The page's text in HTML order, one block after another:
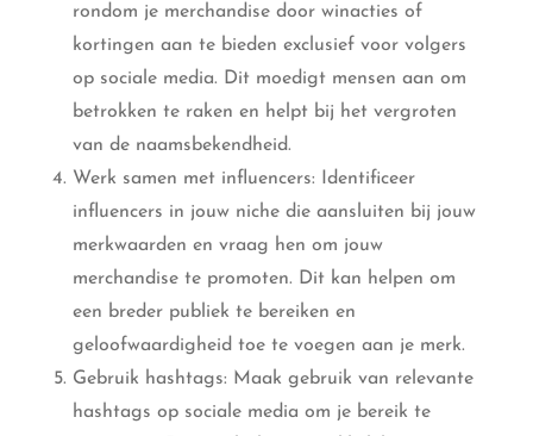
rondom je merchandise door winacties of
kortingen aan te bieden exclusief voor volgers
op sociale media. Dit moedigt mensen aan om
betrokken te raken en helpt bij het vergroten
van de naamsbekendheid.
Werk samen met influencers: Identificeer
influencers in jouw niche die aansluiten bij jouw
merkwaarden en vraag hen om jouw
merchandise te promoten. Dit kan helpen om
een breder publiek te bereiken en
geloofwaardigheid toe te voegen aan je merk.
Gebruik hashtags: Maak gebruik van relevante
hashtags op sociale media om je bereik te